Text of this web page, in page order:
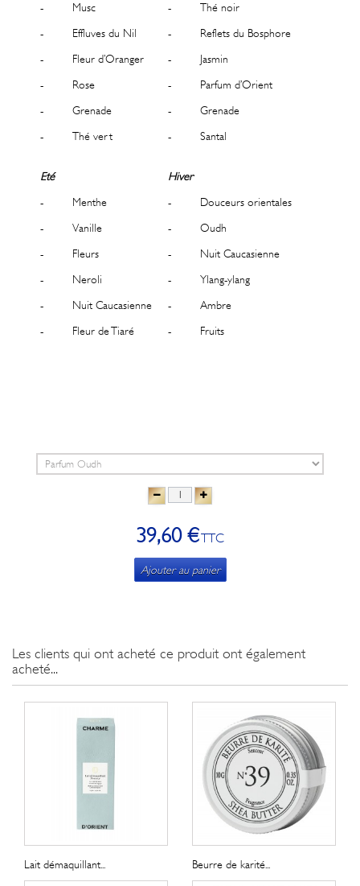
- Musc
- Effluves du Nil
- Fleur d’Oranger
- Rose
- Grenade
- Thé vert
- Thé noir
- Reflets du Bosphore
- Jasmin
- Parfum d’Orient
- Grenade
- Santal
Eté
- Menthe
- Vanille
- Fleurs
- Neroli
- Nuit Caucasienne
- Fleur de Tiaré
Hiver
- Douceurs orientales
- Oudh
- Nuit Caucasienne
- Ylang-ylang
- Ambre
- Fruits
39,60 €TTC
Ajouter au panier
Les clients qui ont acheté ce produit ont également
acheté...
Lait démaquillant... Beurre de karité...